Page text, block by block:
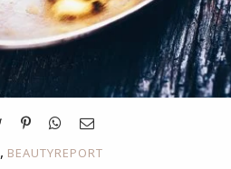
, BEAUTYREPORT